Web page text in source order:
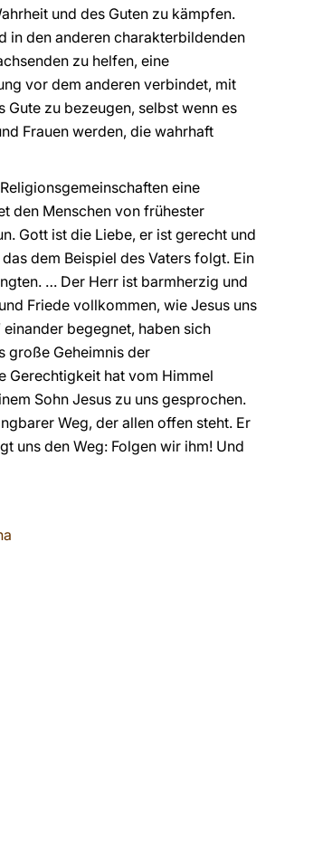
und des Guten zu kämpfen.
in den anderen charakterbildenden
zu helfen, eine
vor dem anderen verbindet, mit
zu bezeugen, selbst wenn es
Frauen werden, die wahrhaft
eine
den Menschen von frühester
Gott ist die Liebe, er ist gerecht und
dem Beispiel des Vaters folgt. Ein
… Der Herr ist barmherzig und
Friede vollkommen, wie Jesus uns
begegnet, haben sich
große Geheimnis der
Gerechtigkeit hat vom Himmel
Sohn Jesus zu uns gesprochen.
Weg, der allen offen steht. Er
uns den Weg: Folgen wir ihm! Und